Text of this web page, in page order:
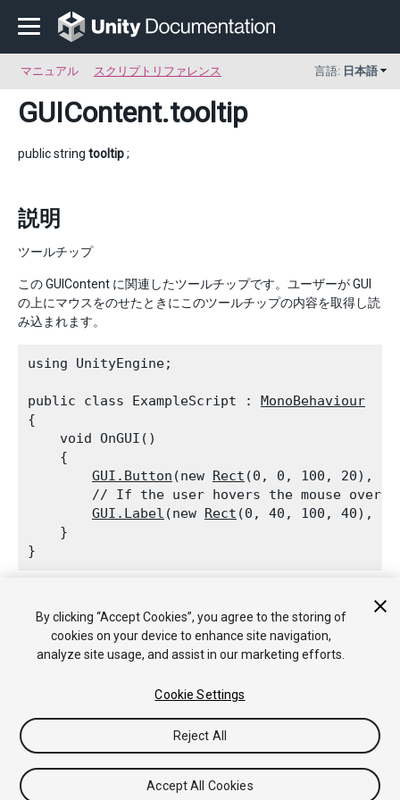
マニュアル スクリプトリファレンス 言語: 日本語
GUIContent.tooltip
public string tooltip;
説明
ツールチップ
この GUIContent に関連したツールチップです。ユーザーが GUI
の上にマウスをのせたときにこのツールチップの内容を取得し読
み込まれます。
using UnityEngine;
public class ExampleScript : MonoBehaviour
{
    void OnGUI()
    {
GUI.Button (new Rect (0, 0, 100, 20),
// If the user hovers the mouse over
GUI.Label (new Rect (0, 40, 100, 40),
    }
Copyright © 2018 Unity Technologies. Publication 2018.2
チュートリアル
Answers ナレッジベース フォーラム
アセッ
情報を販売または共有しない
By clicking “Accept Cookies”, you agree to the storing of
cookies on your device to enhance site navigation,
analyze site usage, and assist in our marketing efforts.
Cookie Settings
Reject All
Accept All Cookies